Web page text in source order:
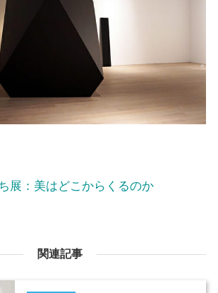
展：美はどこからくるのか
関連記事